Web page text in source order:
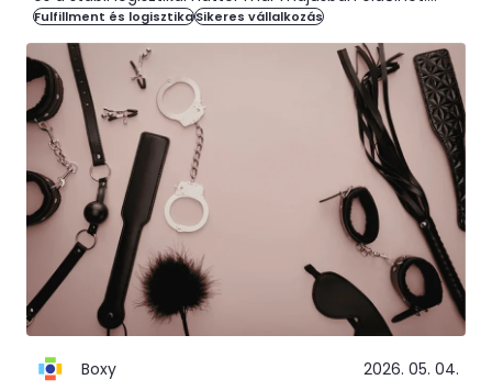
Megmutatjuk, mire figyelj webshopként a nyári időszak
előtt.
Fulfillment és logisztikaSikeres vállalkozás
Boxy 2026. 05. 04.